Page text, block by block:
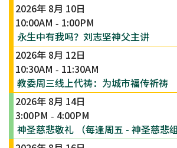
2026年 8月 10日
10:00AM - 1:00PM
永生中有我吗？刘志坚神父主讲
2026年 8月 12日
10:30AM - 11:30AM
教委周三线上代祷：为城市福传祈祷
2026年 8月 14日
3:00PM - 4:00PM
神圣慈悲敬礼 （每逢周五 - 神圣慈悲组